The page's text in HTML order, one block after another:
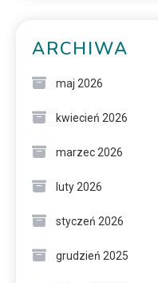
ARCHIWA
maj 2026
kwiecień 2026
marzec 2026
luty 2026
styczeń 2026
grudzień 2025